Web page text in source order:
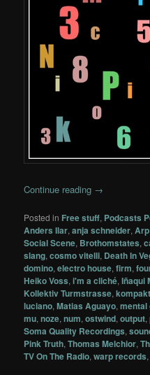
Continue reading →
Posted in Free stuff, Podcasts
Anders Ilar,anja schneider,
Social Scene, Brothomstates,
slang,cosmo vitelli, Death In
domino,electro house,firm,
Heiko Voss,i'm a cliché,Iñaqui
Kollektiv Turmstrasse,kompakt
luciano,Matias Aguayo,mental
mu,noze,num,ostwind,output,
Soma Quality Recordings,
Pink Truth,Thomas Melchior,
TV On The Radio,warp records